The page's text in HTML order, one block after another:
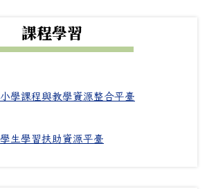
課程學習
學課程與教學資源整合平臺
學生學習扶助資源平臺